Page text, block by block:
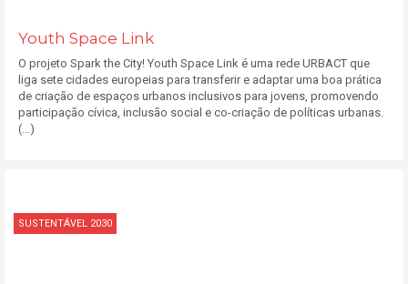
Youth Space Link
O projeto Spark the City! Youth Space Link é uma rede URBACT que
liga sete cidades europeias para transferir e adaptar uma boa prática
de criação de espaços urbanos inclusivos para jovens, promovendo
participação cívica, inclusão social e co-criação de políticas urbanas.
(...)
SUSTENTÁVEL 2030